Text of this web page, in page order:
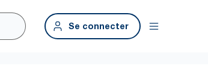
Se connecter